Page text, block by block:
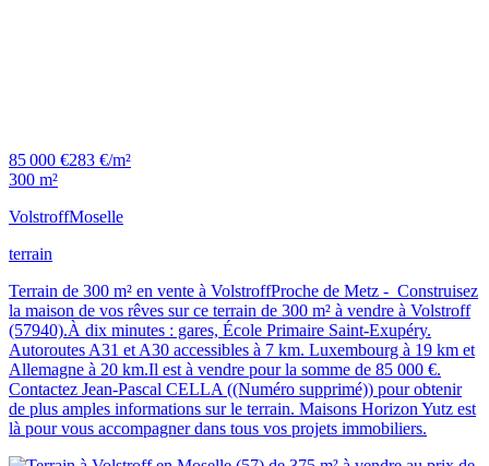
85 000 €283 €/m²
300 m²
VolstroffMoselle
terrain
Terrain de 300 m² en vente à VolstroffProche de Metz - Construisez
la maison de vos rêves sur ce terrain de 300 m² à vendre à Volstroff
(57940).À dix minutes : gares, École Primaire Saint-Exupéry.
Autoroutes A31 et A30 accessibles à 7 km. Luxembourg à 19 km et
Allemagne à 20 km.Il est à vendre pour la somme de 85 000 €.
Contactez Jean-Pascal CELLA ((Numéro supprimé)) pour obtenir
de plus amples informations sur le terrain. Maisons Horizon Yutz est
là pour vous accompagner dans tous vos projets immobiliers.